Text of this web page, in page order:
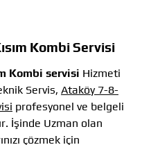
Kombi Servisi
Kombi servisi Hizmeti
Servis, Ataköy 7-8-
profesyonel ve belgeli
İşinde Uzman olan
çözmek için